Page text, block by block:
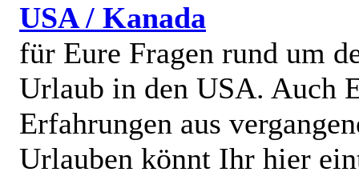
USA / Kanada
für Eure Fragen rund um
Urlaub in den USA. Auch
Erfahrungen aus
Urlauben könnt Ihr hier